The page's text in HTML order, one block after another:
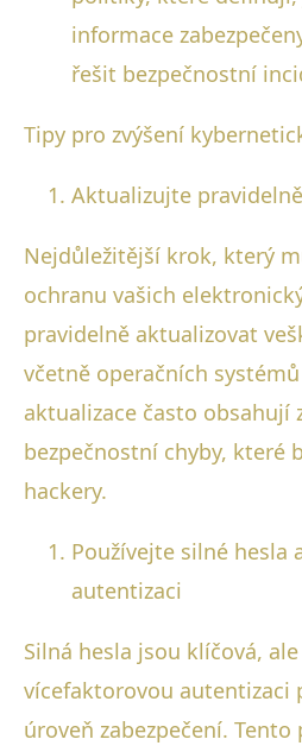
informace
řešit bezpečnostní
Tipy pro zvýšení
Aktualizujte
Nejdůležitější krok, který
ochranu vašich
pravidelně aktualizovat
včetně operačních
aktualizace často obsahují
bezpečnostní chyby, které
hackery.
Používejte silné hesla
autentizaci
Silná hesla jsou klíčová,
vícefaktorovou autentizaci
úroveň zabezpečení. Tento